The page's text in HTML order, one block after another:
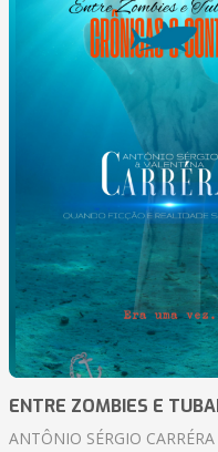
ENTRE ZOMBIES E
ANTÔNIO SÉRGIO